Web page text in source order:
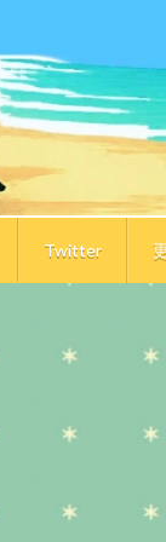
Twitter